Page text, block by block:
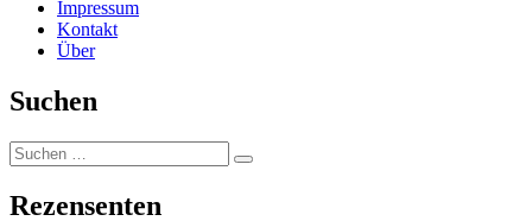
Impressum
Kontakt
Über
Suchen
Suchen
nach:
Suchen
Rezensenten